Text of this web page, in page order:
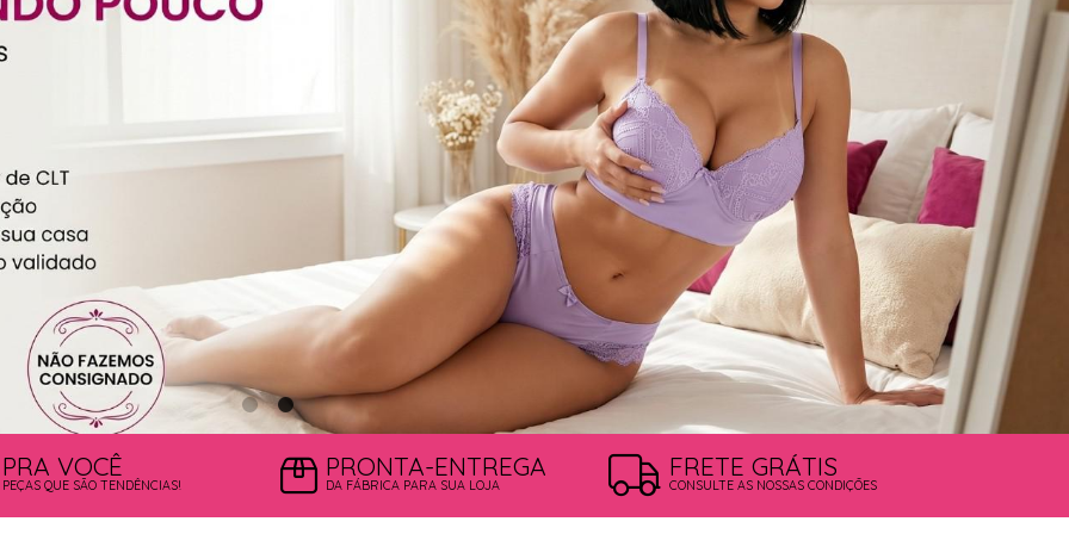
PRA VOCÊ
PEÇAS QUE SÃO TENDÊNCIAS!
PRONTA-ENTREGA
DA FÁBRICA PARA SUA LOJA
FRETE GRÁTIS
CONSULTE AS NOSSAS CONDIÇÕES